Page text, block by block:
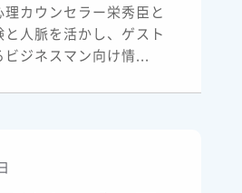
カウンセラー栄秀臣と
人脈を活かし、ゲスト
ビジネスマン向け情...